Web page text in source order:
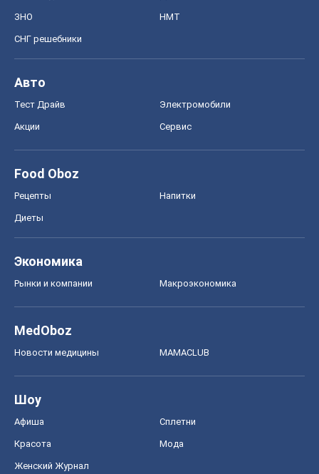
ЗНО НМТ
СНГ решебники
Авто
Тест Драйв Электромобили
Акции Сервис
Food Oboz
Рецепты Напитки
Диеты
Экономика
Рынки и компании Mакроэкономика
MedOboz
Новости медицины MAMACLUB
Шоу
Афиша Сплетни
Красота Мода
Женский Журнал